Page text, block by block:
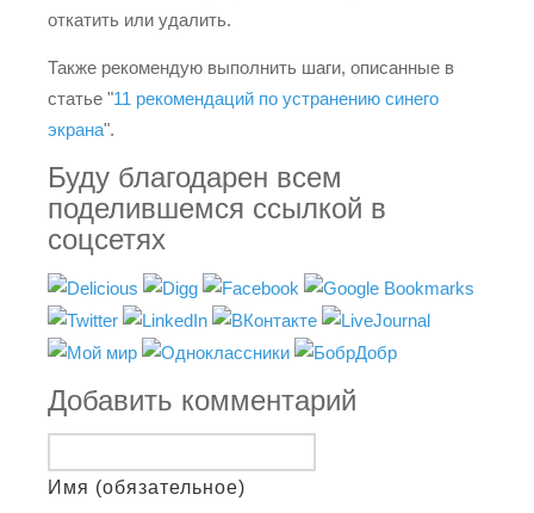
откатить или удалить.
Также рекомендую выполнить шаги, описанные в
статье "11 рекомендаций по устранению синего
экрана".
Буду благодарен всем
поделившемся ссылкой в
соцсетях
Добавить комментарий
Имя (обязательное)